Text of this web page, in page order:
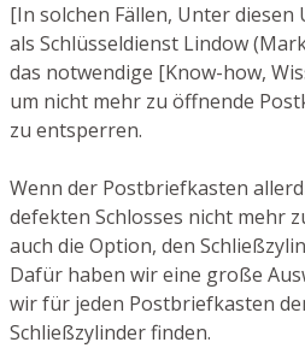
[In solchen Fällen, Unter
als Schlüsseldienst Lindow
das notwendige [Know-how,
um nicht mehr zu öffnende
zu entsperren.
Wenn der Postbriefkasten
defekten Schlosses nicht mehr
auch die Option, den
Dafür haben wir eine große
wir für jeden Postbriefkasten
Schließzylinder finden.